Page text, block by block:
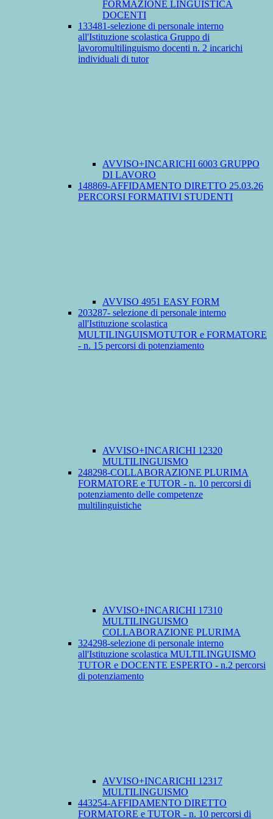
FORMAZIONE LINGUISTICA
DOCENTI
133481-selezione di personale interno
all'Istituzione scolastica Gruppo di
lavoromultilinguismo docenti n. 2 incarichi
individuali di tutor
AVVISO+INCARICHI 6003 GRUPPO
DI LAVORO
148869-AFFIDAMENTO DIRETTO 25.03.26
PERCORSI FORMATIVI STUDENTI
AVVISO 4951 EASY FORM
203287- selezione di personale interno
all'Istituzione scolastica
MULTILINGUISMOTUTOR e FORMATORE
- n. 15 percorsi di potenziamento
AVVISO+INCARICHI 12320
MULTILINGUISMO
248298-COLLABORAZIONE PLURIMA
FORMATORE e TUTOR - n. 10 percorsi di
potenziamento delle competenze
multilinguistiche
AVVISO+INCARICHI 17310
MULTILINGUISMO
COLLABORAZIONE PLURIMA
324298-selezione di personale interno
all'Istituzione scolastica MULTILINGUISMO
TUTOR e DOCENTE ESPERTO - n.2 percorsi
di potenziamento
AVVISO+INCARICHI 12317
MULTILINGUISMO
443254-AFFIDAMENTO DIRETTO
FORMATORE e TUTOR - n. 10 percorsi di